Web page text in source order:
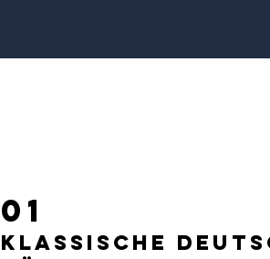
01
Klassische